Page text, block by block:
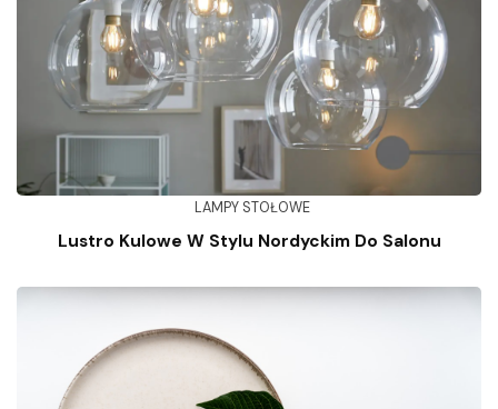
LAMPY STOŁOWE
Lustro Kulowe W Stylu Nordyckim Do Salonu